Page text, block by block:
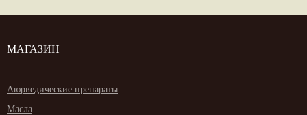
МАГАЗИН
Аюрведические препараты
Масла